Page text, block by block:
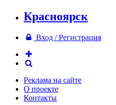
Красноярск
Вход / Регистрация
Реклама на сайте
О проекте
Контакты